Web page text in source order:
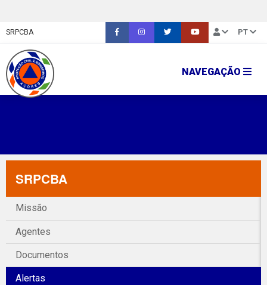
SRPCBA PT
NAVEGAÇÃO
SRPCBA
Missão
Agentes
Documentos
Alertas